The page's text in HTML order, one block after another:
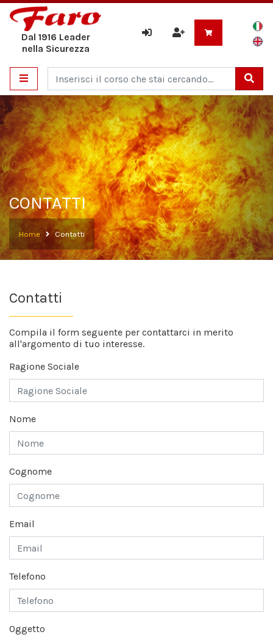
Dal 1916 Leader
nella Sicurezza
Cerca
CONTATTI
Home Contatti
Contatti
Compila il form seguente per contattarci in merito
all'argomento di tuo interesse.
Ragione Sociale
Nome
Cognome
Email
Telefono
Oggetto